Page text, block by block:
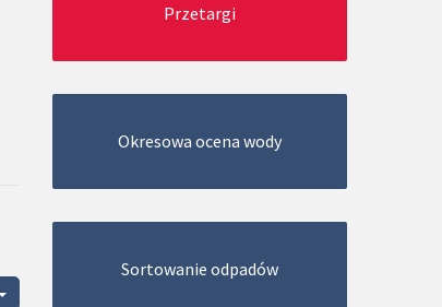
Przetargi
Okresowa ocena wody
Sortowanie odpadów